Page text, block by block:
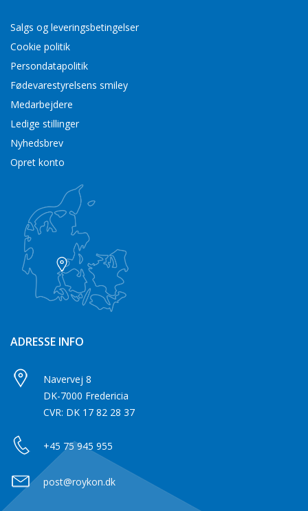
Salgs og leveringsbetingelser
Cookie politik
Persondatapolitik
Fødevarestyrelsens smiley
Medarbejdere
Ledige stillinger
Nyhedsbrev
Opret konto
ADRESSE INFO
Navervej 8
DK-7000 Fredericia
CVR: DK 17 82 28 37
+45 75 945 955
post@roykon.dk